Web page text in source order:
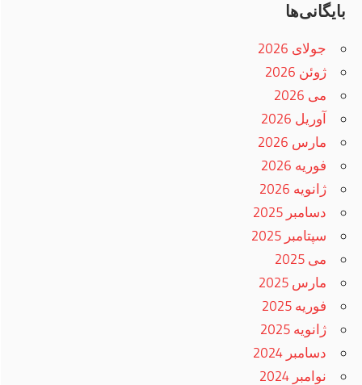
بایگانی‌ها
جولای 2026
ژوئن 2026
می 2026
آوریل 2026
مارس 2026
فوریه 2026
ژانویه 2026
دسامبر 2025
سپتامبر 2025
می 2025
مارس 2025
فوریه 2025
ژانویه 2025
دسامبر 2024
نوامبر 2024